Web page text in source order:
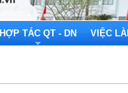
HỢP TÁC QT - DN VIỆC